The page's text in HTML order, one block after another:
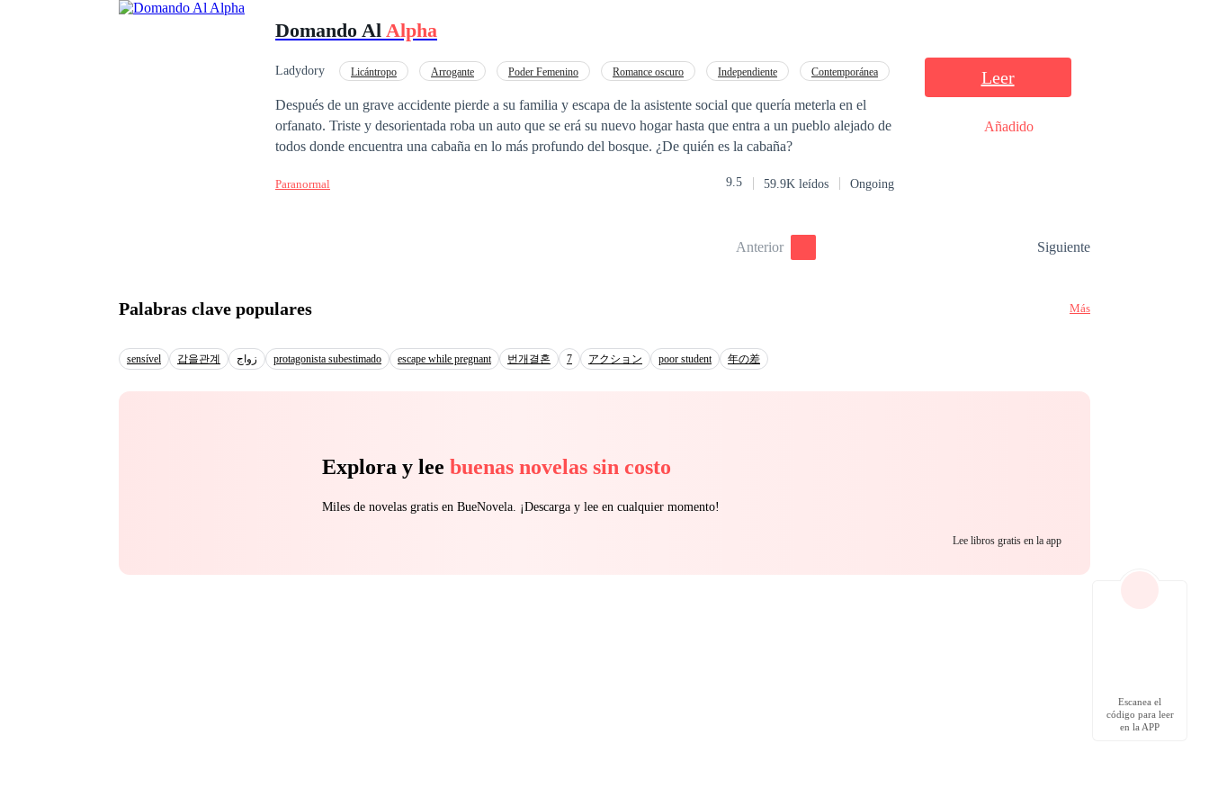
Domando Al Alpha
Ladydory Licántropo Arrogante Poder Femenino Romance oscuro Independiente
Contemporánea
Después de un grave accidente pierde a su familia y escapa de la asistente social que quería meterla en el
orfanato. Triste y desorientada roba un auto que se erá su nuevo hogar hasta que entra a un pueblo alejado de
todos donde encuentra una cabaña en lo más profundo del bosque. ¿De quién es la cabaña?
Paranormal 9.5 59.9K leídos Ongoing
Leer
Añadido
Anterior Siguiente
Palabras clave populares Más
sensível 갑을관계 زواج protagonista subestimado escape while pregnant 번개결혼 7 アクション poor student 年の差
Explora y lee buenas novelas sin costo
Miles de novelas gratis en BueNovela. ¡Descarga y lee en cualquier momento!
Lee libros gratis en la app
Escanea el
código para leer
en la APP